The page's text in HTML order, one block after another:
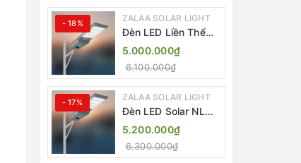
- 18% ZALAA SOLAR LIGHT
Đèn LED Liền Thể
ZALAA Solar Street
Light ZKC-TG 20W
25W 30W All In One
5.000.000₫
6.100.000₫
- 17% ZALAA SOLAR LIGHT
Đèn LED Solar NLMT
Liền Thể ZKC-TG
20W All in One |
ZALAA Street Light
5.200.000₫
6.300.000₫